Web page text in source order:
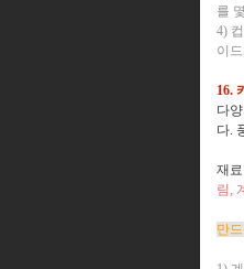
를
4)
이
16.
다
다.
재료
림,
만